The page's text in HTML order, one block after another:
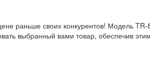
раньше своих конкурентов! Модель
выбранный вами товар, обеспечив